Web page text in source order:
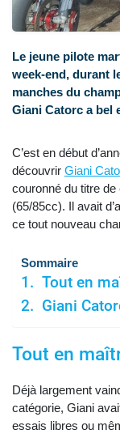
Le jeune pilote
week-end, durant
manches du
Giani Catorc a bel
C’est en début
découvrir Giani
couronné du titre de
(65/85cc). Il avait
ce tout nouveau
Sommaire
Tout en
Giani
Tout en
Déjà largement
catégorie, Giani
essais libres ou